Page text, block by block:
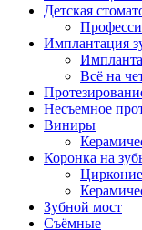
Детская
Имплантация
Всё на
Несъемное
Виниры
Коронка на
Зубной мост
Съёмные